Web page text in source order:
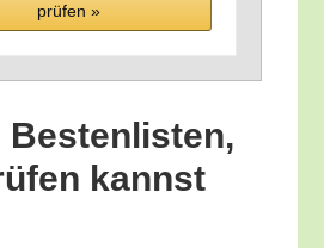
prü­fen »
Bes­ten­lis­ten,
kannst